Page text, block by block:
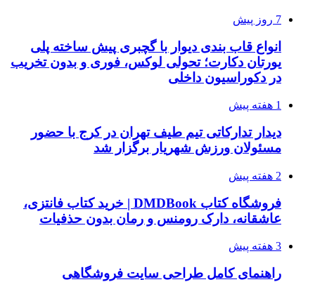
7 روز پیش
انواع قاب بندی دیوار با گچبری پیش ساخته پلی
یورتان دکارت؛ تحولی لوکس، فوری و بدون تخریب
در دکوراسیون داخلی
1 هفته پیش
دیدار تدارکاتی تیم طیف تهران در کرج با حضور
مسئولان ورزش شهریار برگزار شد
2 هفته پیش
فروشگاه کتاب DMDBook | خرید کتاب فانتزی،
عاشقانه، دارک رومنس و رمان بدون حذفیات
3 هفته پیش
راهنمای کامل طراحی سایت فروشگاهی